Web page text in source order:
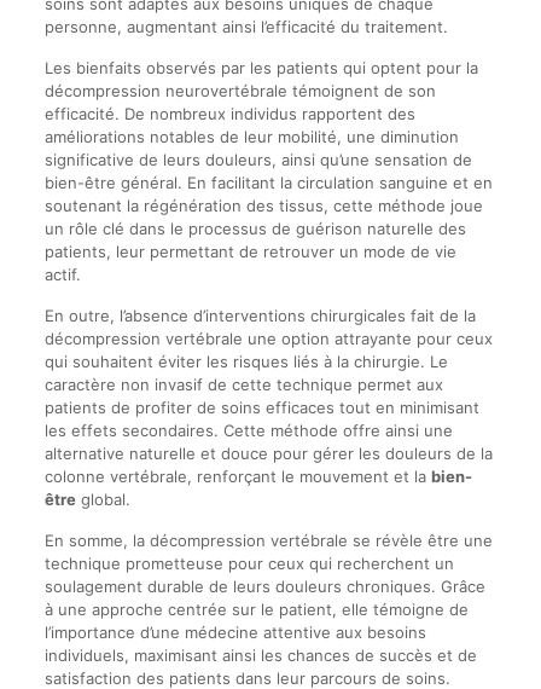
personne, augmentant ainsi l’efficacité du traitement.
Les bienfaits observés par les patients qui optent pour la
décompression neurovertébrale témoignent de son
efficacité. De nombreux individus rapportent des
améliorations notables de leur mobilité, une diminution
significative de leurs douleurs, ainsi qu’une sensation de
bien-être général. En facilitant la circulation sanguine et en
soutenant la régénération des tissus, cette méthode joue
un rôle clé dans le processus de guérison naturelle des
patients, leur permettant de retrouver un mode de vie
actif.
En outre, l’absence d’interventions chirurgicales fait de la
décompression vertébrale une option attrayante pour ceux
qui souhaitent éviter les risques liés à la chirurgie. Le
caractère non invasif de cette technique permet aux
patients de profiter de soins efficaces tout en minimisant
les effets secondaires. Cette méthode offre ainsi une
alternative naturelle et douce pour gérer les douleurs de la
colonne vertébrale, renforçant le mouvement et la bien-
êtreglobal.
En somme, la décompression vertébrale se révèle être une
technique prometteuse pour ceux qui recherchent un
soulagement durable de leurs douleurs chroniques. Grâce
à une approche centrée sur le patient, elle témoigne de
l’importance d’une médecine attentive aux besoins
individuels, maximisant ainsi les chances de succès et de
satisfaction des patients dans leur parcours de soins.